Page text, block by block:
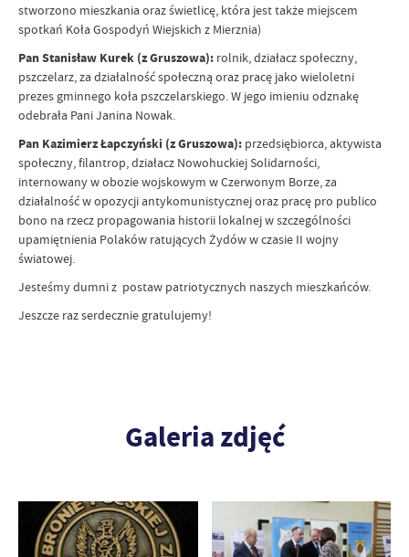
stworzono mieszkania oraz świetlicę, która jest także miejscem
spotkań Koła Gospodyń Wiejskich z Mierznia)
Pan Stanisław Kurek (z Gruszowa): rolnik, działacz społeczny,
pszczelarz, za działalność społeczną oraz pracę jako wieloletni
prezes gminnego koła pszczelarskiego. W jego imieniu odznakę
odebrała Pani Janina Nowak.
Pan Kazimierz Łapczyński (z Gruszowa): przedsiębiorca, aktywista
społeczny, filantrop, działacz Nowohuckiej Solidarności,
internowany w obozie wojskowym w Czerwonym Borze, za
działalność w opozycji antykomunistycznej oraz pracę pro publico
bono na rzecz propagowania historii lokalnej w szczególności
upamiętnienia Polaków ratujących Żydów w czasie II wojny
światowej.
Jesteśmy dumni z postaw patriotycznych naszych mieszkańców.
Jeszcze raz serdecznie gratulujemy!
Galeria zdjęć